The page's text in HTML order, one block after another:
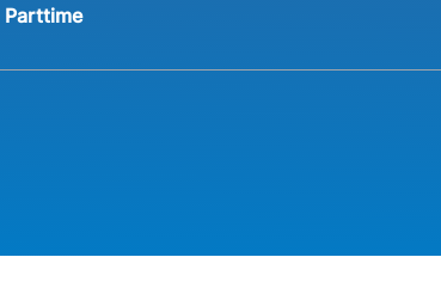
Parttime